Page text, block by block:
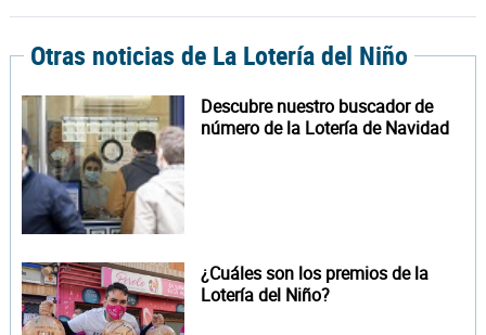
Otras noticias de La Lotería del Niño
Descubre nuestro buscador de
número de la Lotería de Navidad
¿Cuáles son los premios de la
Lotería del Niño?